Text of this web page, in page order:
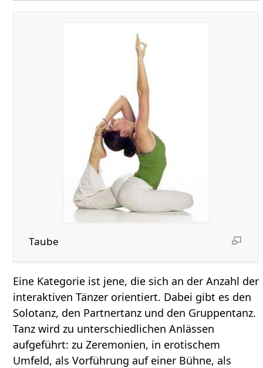
Taube
Eine Kategorie ist jene, die sich an der Anzahl der
interaktiven Tänzer orientiert. Dabei gibt es den
Solotanz, den Partnertanz und den Gruppentanz.
Tanz wird zu unterschiedlichen Anlässen
aufgeführt: zu Zeremonien, in erotischem
Umfeld, als Vorführung auf einer Bühne, als